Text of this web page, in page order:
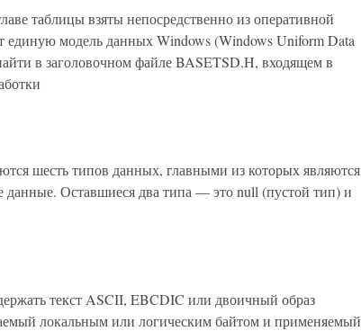
таблицы взяты непосредственно из оперативной
единую модель данных Windows (Windows Uniform Data
в заголовочном файле BASETSD.H, входящем в
шесть типов данных, главными из которых являются
данные. Оставшиеся два типа — это null (пустой тип) и
текст ASCII, EBCDIC или двоичный образ
локальным или логическим байтом и применяемый